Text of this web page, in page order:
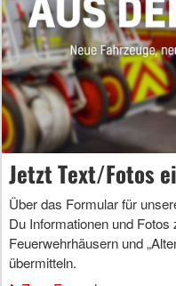
Jetzt Text/Fotos
Über das Formular für
Du Informationen und
Feuerwehrhäusern und
übermitteln.